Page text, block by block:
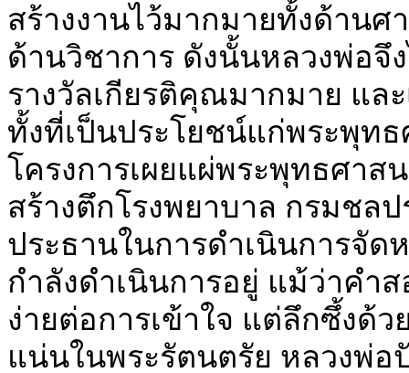
สร้างงานไว้มากมายทั้งด้าน
ด้านวิชาการ ดังนั้นหลวงพ่อจึ
รางวัลเกียรติคุณมากมาย แล
ทั้งที่เป็นประโยชน์แก่พระพุท
โครงการเผยแผ่พระพุทธศา
สร้างตึกโรงพยาบาล กรมชล
ประธานในการดำเนินการจั
กำลังดำเนินการอยู่ แม้ว่าคำ
ง่ายต่อการเข้าใจ แต่ลึกซึ้ง
แน่นในพระรัตนตรัย หลวงพ่